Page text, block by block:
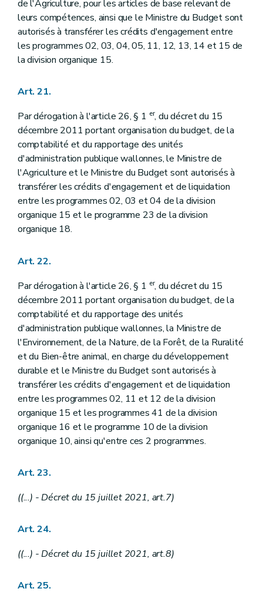
de l'Agriculture, pour les articles de base relevant de
leurs compétences, ainsi que le Ministre du Budget sont
autorisés à transférer les crédits d'engagement entre
les programmes 02, 03, 04, 05, 11, 12, 13, 14 et 15 de
la division organique 15.
Art. 21.
Par dérogation à l'article 26, § 1 er, du décret du 15
décembre 2011 portant organisation du budget, de la
comptabilité et du rapportage des unités
d'administration publique wallonnes, le Ministre de
l'Agriculture et le Ministre du Budget sont autorisés à
transférer les crédits d'engagement et de liquidation
entre les programmes 02, 03 et 04 de la division
organique 15 et le programme 23 de la division
organique 18.
Art. 22.
Par dérogation à l'article 26, § 1 er, du décret du 15
décembre 2011 portant organisation du budget, de la
comptabilité et du rapportage des unités
d'administration publique wallonnes, la Ministre de
l'Environnement, de la Nature, de la Forêt, de la Ruralité
et du Bien-être animal, en charge du développement
durable et le Ministre du Budget sont autorisés à
transférer les crédits d'engagement et de liquidation
entre les programmes 02, 11 et 12 de la division
organique 15 et les programmes 41 de la division
organique 16 et le programme 10 de la division
organique 10, ainsi qu'entre ces 2 programmes.
Art. 23.
((...) - Décret du 15 juillet 2021, art.7)
Art. 24.
((...) - Décret du 15 juillet 2021, art.8)
Art. 25.